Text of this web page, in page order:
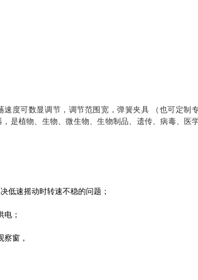
度可数显调节，调节范围宽，弹簧夹具 （也可定制
是植物、生物、微生物、生物制品、遗传、病毒、医
低速摇动时转速不稳的问题；
；
窗，